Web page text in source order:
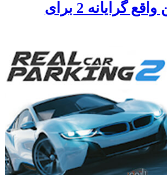
پارک کردن ماشین واقع گرایانه 2 برای